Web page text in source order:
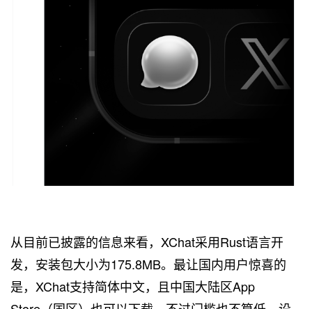
从目前已披露的信息来看，XChat采用Rust语言开
发，安装包大小为175.8MB。最让国内用户惊喜的
是，XChat支持简体中文，且中国大陆区App